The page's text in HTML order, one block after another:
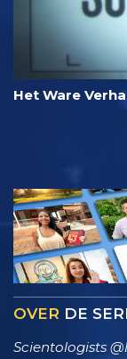
Het Ware
OVER DE
Scientologists